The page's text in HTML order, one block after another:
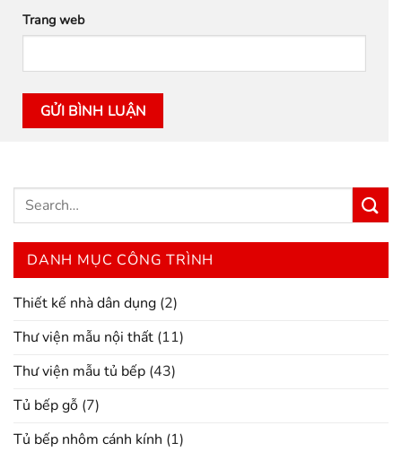
Trang web
DANH MỤC CÔNG TRÌNH
Thiết kế nhà dân dụng (2)
Thư viện mẫu nội thất (11)
Thư viện mẫu tủ bếp (43)
Tủ bếp gỗ (7)
Tủ bếp nhôm cánh kính (1)